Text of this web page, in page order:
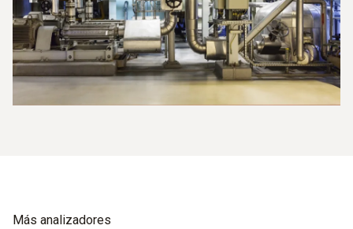
Más analizadores